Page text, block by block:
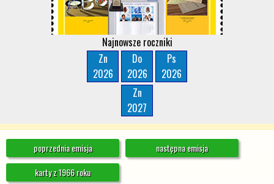
Najnowsze roczniki
Zn
2026
Do
2026
Ps
2026
Zn
2027
poprzednia emisja
następna emisja
karty z 1966 roku